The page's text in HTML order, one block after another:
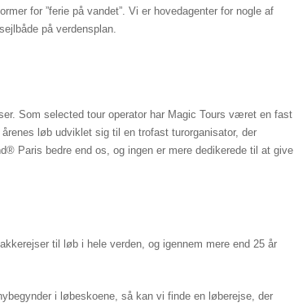
for ”ferie på vandet”. Vi er hovedagenter for nogle af
på verdensplan.
Som selected tour operator har Magic Tours været en fast
løb udviklet sig til en trofast turorganisator, der
Paris bedre end os, og ingen er mere dedikerede til at give
til løb i hele verden, og igennem mere end 25 år
i løbeskoene, så kan vi finde en løberejse, der